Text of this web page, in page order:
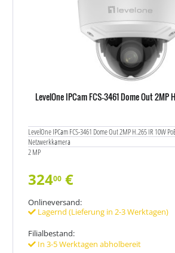
LevelOne IPCam FCS-3461 Dome Out 2MP
LevelOne IPCam FCS-3461 Dome Out 2MP H.265 IR 10W
Netzwerkkamera
2 MP
32400 €
Onlineversand:
Lagernd (Lieferung in 2-3 Werktagen)
Filialbestand:
In 3-5 Werktagen abholbereit